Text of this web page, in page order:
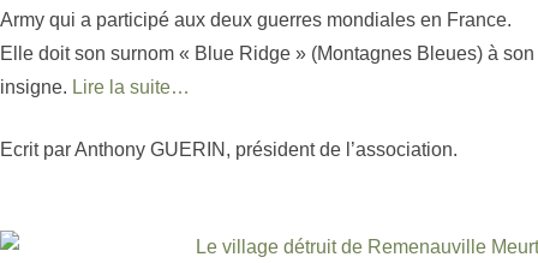
Army qui a participé aux deux guerres mondiales en France.
Elle doit son surnom « Blue Ridge » (Montagnes Bleues) à son
insigne. Lire la suite…
Ecrit par Anthony GUERIN, président de l’association.